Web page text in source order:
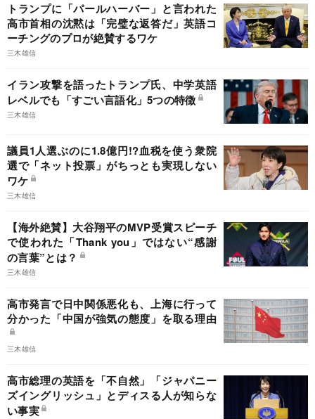
トランプに「パールハーバー」と言われた
高市首相の沈黙は「完璧な返答だ」英語コ
ーチングのプロが絶賛するワケ
三木雄信
イラン攻撃を語ったトランプ氏、中学英語
レベルでも「すごい言語化」5つの特徴
三木雄信
議員1人選ぶのに1.8億円!?血税を使う衆院
選で「ネット投票」がちっとも実現しない
ワケ
三木雄信
【海外絶賛】大谷翔平のMVP受賞スピーチ
で使われた「Thank you」ではない“感謝
の言葉”とは？
三木雄信
高市発言で日中関係悪化も、上海に行って
分かった「中国が強気の態度」を取る理由
三木雄信
高市総理の英語を「不自然」「ジャパニー
ズイングリッシュ」とディスる人が知らな
い事実